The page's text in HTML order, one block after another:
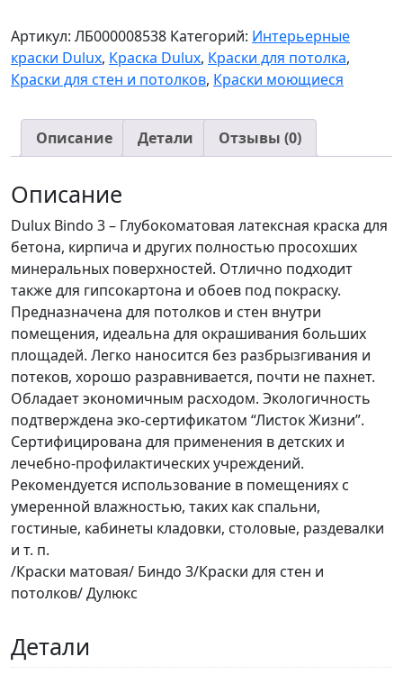
Краска
в/
д
потолков
и
глубокоматовая
BC
2,25л
Артикул: ЛБ000008538 Категорий: Интерьерные
краски Dulux, Краска Dulux, Краски для потолка,
Краски для стен и потолков, Краски моющиеся
Описание Детали Отзывы (0)
Описание
Dulux Bindo 3 – Глубокоматовая латексная краска для
бетона, кирпича и других полностью просохших
минеральных поверхностей. Отлично подходит
также для гипсокартона и обоев под покраску.
Предназначена для потолков и стен внутри
помещения, идеальна для окрашивания больших
площадей. Легко наносится без разбрызгивания и
потеков, хорошо разравнивается, почти не пахнет.
Обладает экономичным расходом. Экологичность
подтверждена эко-сертификатом “Листок Жизни”.
Сертифицирована для применения в детских и
лечебно-профилактических учреждений.
Рекомендуется использование в помещениях с
умеренной влажностью, таких как спальни,
гостиные, кабинеты кладовки, столовые, раздевалки
и т. п.
/Краски матовая/ Биндо 3/Краски для стен и
потолков/ Дулюкс
Детали